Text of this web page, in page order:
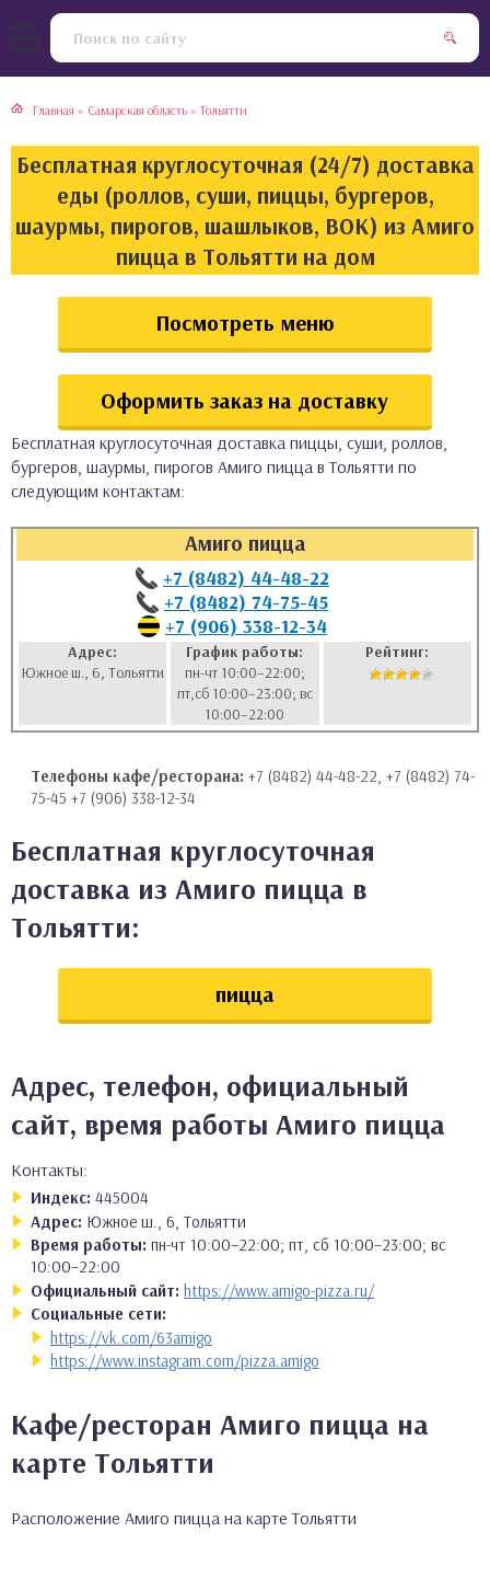
Главная » Самарская область » Тольятти
Бесплатная круглосуточная (24/7) доставка
еды (роллов, суши, пиццы, бургеров,
шаурмы, пирогов, шашлыков, ВОК) из Амиго
пицца в Тольятти на дом
Посмотреть меню
Оформить заказ на доставку
Бесплатная круглосуточная доставка пиццы, суши, роллов,
бургеров, шаурмы, пирогов Амиго пицца в Тольятти по
следующим контактам:
Амиго пицца
+7 (8482) 44-48-22
+7 (8482) 74-75-45
+7 (906) 338-12-34
Адрес:
Южное ш., 6, Тольятти
График работы:
пн-чт 10:00–22:00;
пт,сб 10:00–23:00; вс
10:00–22:00
Рейтинг:
Телефоны кафе/ресторана: +7 (8482) 44-48-22, +7 (8482) 74-
75-45 +7 (906) 338-12-34
Бесплатная круглосуточная
доставка из Амиго пицца в
Тольятти:
пицца
Адрес, телефон, официальный
сайт, время работы Амиго пицца
Контакты:
Индекс: 445004
Адрес: Южное ш., 6, Тольятти
Время работы: пн-чт 10:00–22:00; пт, сб 10:00–23:00; вс
10:00–22:00
Официальный сайт: https://www.amigo-pizza.ru/
Социальные сети:
https://vk.com/63amigo
https://www.instagram.com/pizza.amigo
Кафе/ресторан Амиго пицца на
карте Тольятти
Расположение Амиго пицца на карте Тольятти
кухня
кухня
кухня
кухня
булочки